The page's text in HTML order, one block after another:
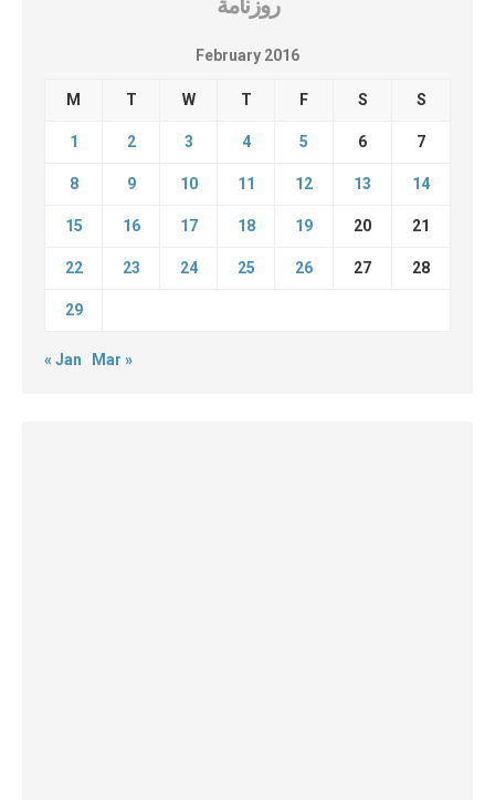
روزنامة
February 2016
M T W T F S S
1 2 3 4 5 6 7
8 9 10 11 12 13 14
15 16 17 18 19 20 21
22 23 24 25 26 27 28
29
« Jan Mar »